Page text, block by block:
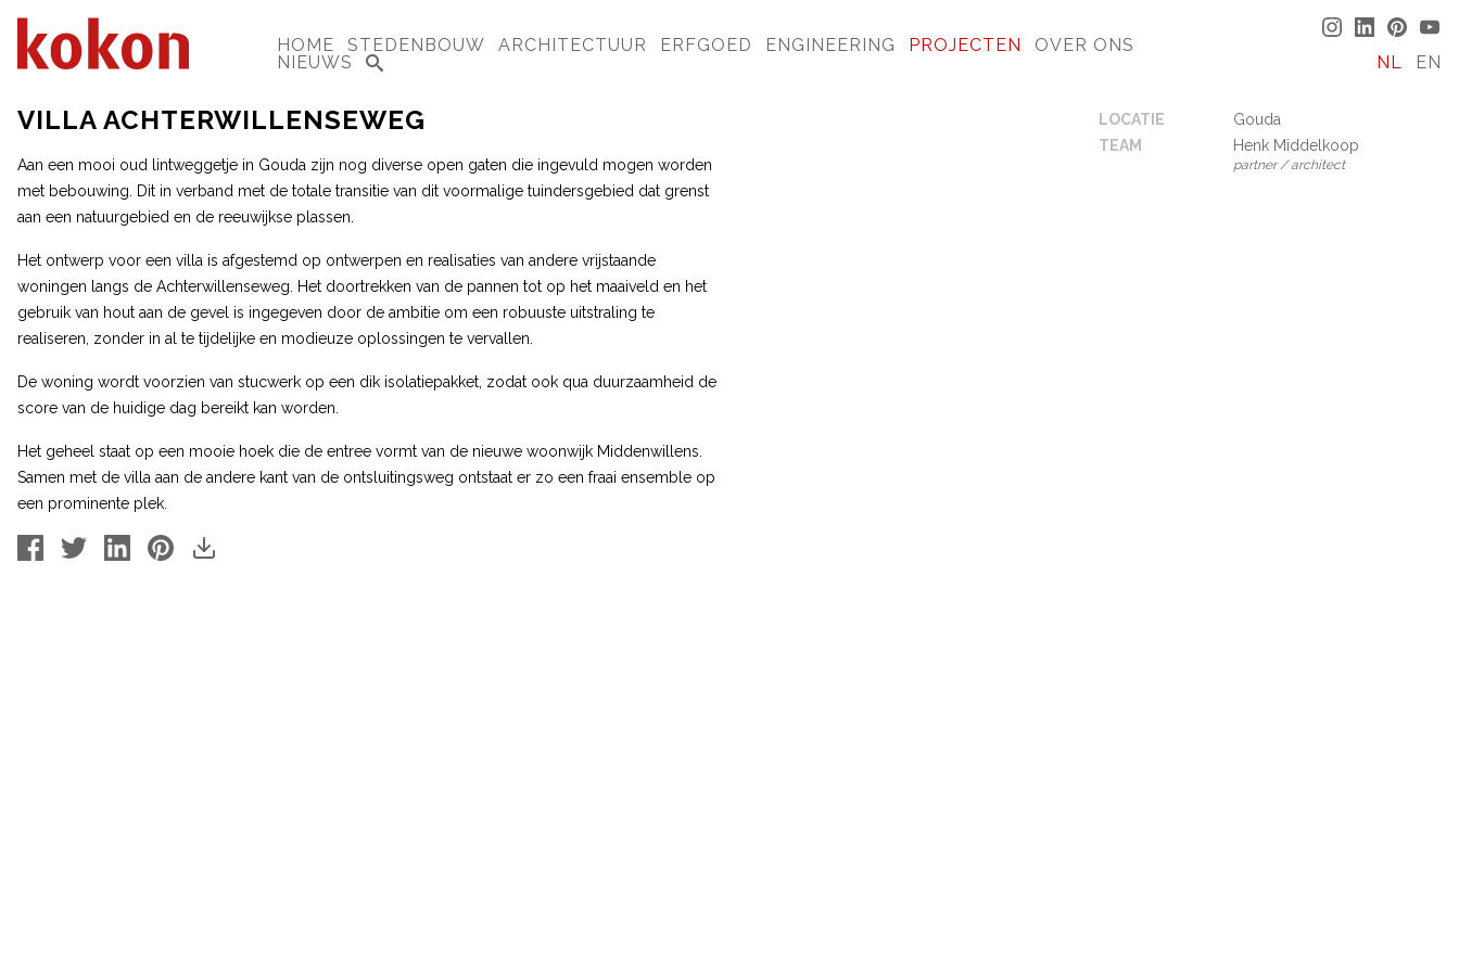
HOME STEDENBOUW ARCHITECTUUR ERFGOED ENGINEERING PROJECTEN
OVER ONS
NIEUWS
NL EN
VILLA ACHTERWILLENSEWEG
Aan een mooi oud lintweggetje in Gouda zijn nog diverse open gaten die ingevuld mogen worden
met bebouwing. Dit in verband met de totale transitie van dit voormalige tuindersgebied dat grenst
aan een natuurgebied en de reeuwijkse plassen.
Het ontwerp voor een villa is afgestemd op ontwerpen en realisaties van andere vrijstaande
woningen langs de Achterwillenseweg. Het doortrekken van de pannen tot op het maaiveld en het
gebruik van hout aan de gevel is ingegeven door de ambitie om een robuuste uitstraling te
realiseren, zonder in al te tijdelijke en modieuze oplossingen te vervallen.
De woning wordt voorzien van stucwerk op een dik isolatiepakket, zodat ook qua duurzaamheid de
score van de huidige dag bereikt kan worden.
Het geheel staat op een mooie hoek die de entree vormt van de nieuwe woonwijk Middenwillens.
Samen met de villa aan de andere kant van de ontsluitingsweg ontstaat er zo een fraai ensemble op
een prominente plek.
LOCATIE
Gouda
TEAM
Henk Middelkoop
partner / architect